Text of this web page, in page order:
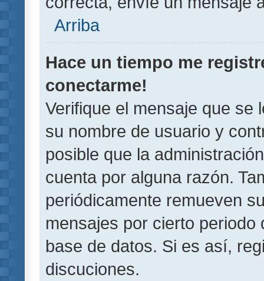
Arriba
Hace un tiempo me
conectarme!
Verifique el mensaje que se
su nombre de usuario y
posible que la
cuenta por alguna razón.
periódicamente remueven
mensajes por cierto
base de datos. Si es así,
discuciones.